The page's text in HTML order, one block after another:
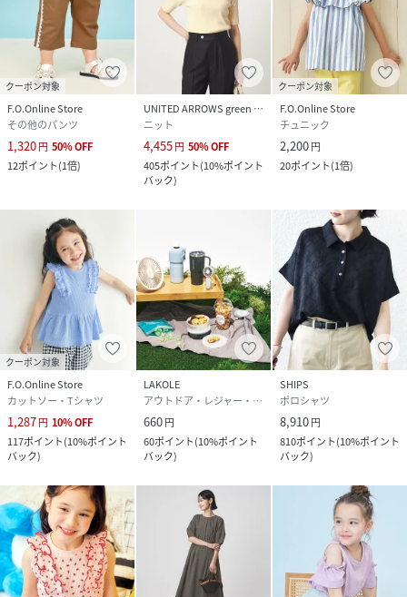
クーポン対象
F.O.Online Store
その他のパンツ
1,320円 50%OFF
12ポイント(1倍)
UNITED ARROWS green label relaxing
ニット
4,455円 50%OFF
405ポイント(10%ポイント
バック)
クーポン対象
F.O.Online Store
チュニック
2,200円
20ポイント(1倍)
クーポン対象
F.O.Online Store
カットソー・Tシャツ
1,287円 10%OFF
117ポイント(10%ポイント
バック)
LAKOLE
アウトドア・レジャー・キャンプ用品
660円
60ポイント(10%ポイント
バック)
SHIPS
ポロシャツ
8,910円
810ポイント(10%ポイント
バック)